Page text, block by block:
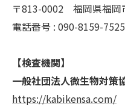
〒813-0002 福岡県福岡
電話番号 : 090-8159-7525
【検査機関】
一般社団法人微生物対策
https://kabikensa.com/